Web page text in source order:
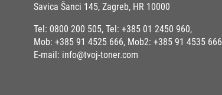
Savica Šanci 145, Zagreb, HR 10000
Tel: 0800 200 505, Tel: +385 01 2450 960,
Mob: +385 91 4525 666, Mob2: +385 91 4535 666
E-mail: info@tvoj-toner.com